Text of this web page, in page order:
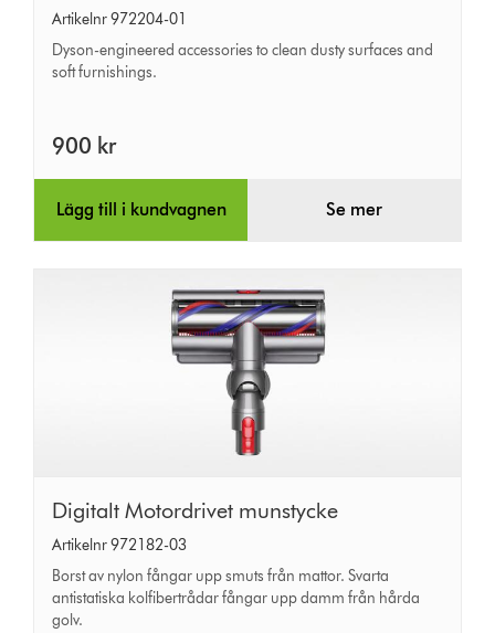
cleaning
kit
Artikelnr 972204-01
Dyson-engineered accessories to clean dusty surfaces and
soft furnishings.
900 kr
Lägg till i kundvagnen Se mer
Digitalt
Motordrivet
munstycke
Digitalt Motordrivet munstycke
Artikelnr 972182-03
Borst av nylon fångar upp smuts från mattor. Svarta
antistatiska kolfibertrådar fångar upp damm från hårda
golv.